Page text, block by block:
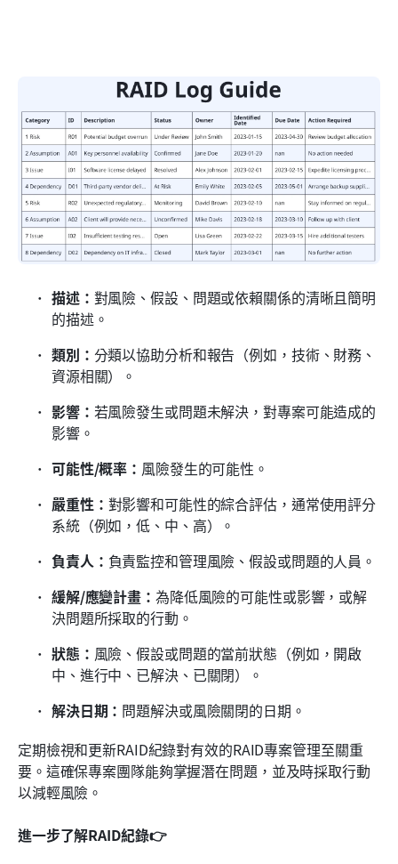
描述： 對風險、假設、問題或依賴關係的清晰且簡明
的描述。
類別： 分類以協助分析和報告（例如，技術、財務、
資源相關）。
影響： 若風險發生或問題未解決，對專案可能造成的
影響。
可能性/概率： 風險發生的可能性。
嚴重性： 對影響和可能性的綜合評估，通常使用評分
系統（例如，低、中、高）。
負責人： 負責監控和管理風險、假設或問題的人員。
緩解/應變計畫： 為降低風險的可能性或影響，或解
決問題所採取的行動。
狀態： 風險、假設或問題的當前狀態（例如，開啟
中、進行中、已解決、已關閉）。
解決日期： 問題解決或風險關閉的日期。
定期檢視和更新RAID紀錄對有效的RAID專案管理至關重
要。這確保專案團隊能夠掌握潛在問題，並及時採取行動
以減輕風險。
進一步了解RAID紀錄👉